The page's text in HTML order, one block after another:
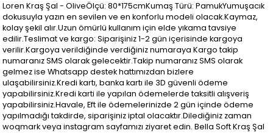
Loren Kraş Şal - OliveÖlçü: 80*175cmKumaş Türü: PamukYumuşacık
dokusuyla yazın en sevilen ve en konforlu modeli olacak.Kaymaz,
kolay şekil alır.Uzun ömürlü kullanım için elde yıkama tavsiye
edilir.Teslimat ve kargo: Siparişiniz 1-2 gün içerisinde kargoya
verilir.Kargoya verildiğinde verdiğiniz numaraya Kargo takip
numaranız SMS olarak gelecektir.Takip numaranız SMS olarak
gelmez ise Whatsapp destek hattımızdan bizlere
ulaşabilirsiniz.Kredi kartı, banka kartı ile 3D güvenli ödeme
yapabilirsiniz.Kredi karti ile yapılan ödemelerde taksitli alışveriş
yapabilirsiniz.Havale, Eft ile ödemelerinizde 2 gün içinde ödeme
yapılmadığı takdirde, siparişiniz iptal olacaktır.Dilediğiniz zaman
woqmark veya instagram sayfamızı ziyaret edin. Bella Soft Kraş Şal